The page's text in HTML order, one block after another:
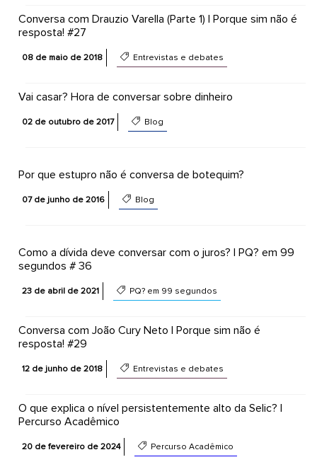
Conversa com Drauzio Varella (Parte 1) | Porque sim não é
resposta! #27
08 de maio de 2018 Entrevistas e debates
Vai casar? Hora de conversar sobre dinheiro
02 de outubro de 2017 Blog
Por que estupro não é conversa de botequim?
07 de junho de 2016 Blog
Como a dívida deve conversar com o juros? | PQ? em 99
segundos # 36
23 de abril de 2021 PQ? em 99 segundos
Conversa com João Cury Neto | Porque sim não é
resposta! #29
12 de junho de 2018 Entrevistas e debates
O que explica o nível persistentemente alto da Selic? |
Percurso Acadêmico
20 de fevereiro de 2024 Percurso Acadêmico